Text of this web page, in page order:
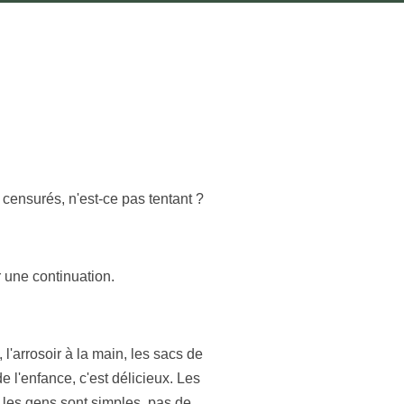
n'est-ce pas tentant ?
continuation.
l'arrosoir à la main, les sacs de
l'enfance, c'est délicieux. Les